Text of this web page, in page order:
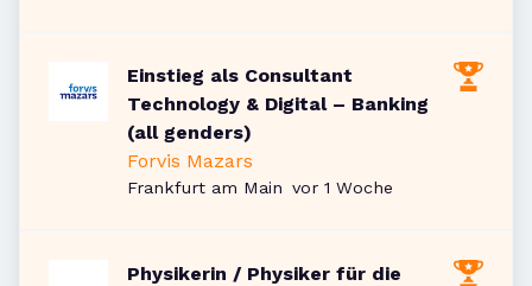
Einstieg als Consultant
Technology & Digital – Banking
(all genders)
Forvis Mazars
Frankfurt am Main Veröffentlicht
vor 1 Woche
Physikerin / Physiker für die